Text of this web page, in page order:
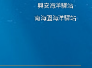
興安海洋驛站
南海園海洋驛站